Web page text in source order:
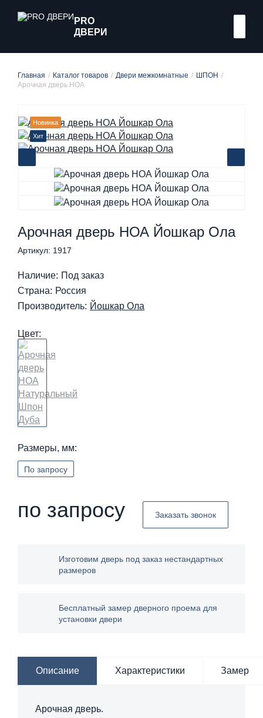
PRO
ДВЕРИ
Главная Каталог товаров Двери межкомнатные
ШПОН
Арочная дверь НОА
Новинка
Хит
Арочная дверь НОА Йошкар Ола
Артикул: 1917
Наличие: Под заказ
Страна: Россия
Производитель: Йошкар Ола
Цвет:
Размеры, мм:
По запросу
по запросу Заказать звонок
Изготовим дверь под заказ нестандартных
размеров
Бесплатный замер дверного проема для
установки двери
Описание Характеристики Замер
Арочная дверь.